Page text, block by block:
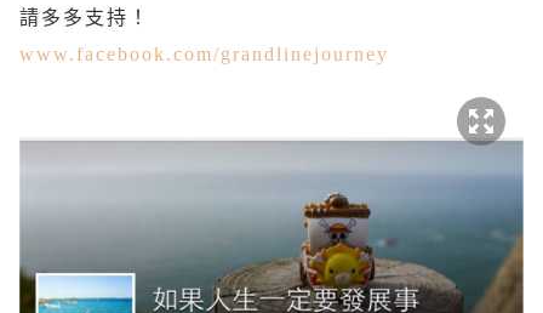
請多多支持！
www.facebook.com/grandlinejourney